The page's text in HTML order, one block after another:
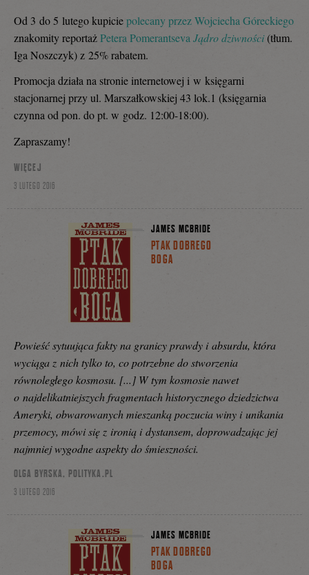
Od 3 do 5 lutego kupiciepolecany przez Wojciecha Góreckiego
znakomity reportażPetera Pomerantseva Jądro dziwności(tłum.
Iga Noszczyk) z 25% rabatem.
Promocja działa na stronie internetowej i w księgarni
stacjonarnej przy ul. Marszałkowskiej 43 lok.1 (księgarnia
czynna od pon. do pt. w godz. 12:00-18:00).
Zapraszamy!
WIĘCEJ
3 LUTEGO 2016
JAMES MCBRIDE
PTAK DOBREGO
BOGA
Powieść sytuująca fakty na granicy prawdy i absurdu, która
wyciąga z nich tylko to, co potrzebne do stworzenia
równoległego kosmosu. [...] W tym kosmosie nawet
o najdelikatniejszych fragmentach historycznego dziedzictwa
Ameryki, obwarowanych mieszanką poczucia winy i unikania
przemocy, mówi się z ironią i dystansem, doprowadzając jej
najmniej wygodne aspekty do śmieszności.
OLGA BYRSKA, POLITYKA.PL
3 LUTEGO 2016
JAMES MCBRIDE
PTAK DOBREGO
BOGA